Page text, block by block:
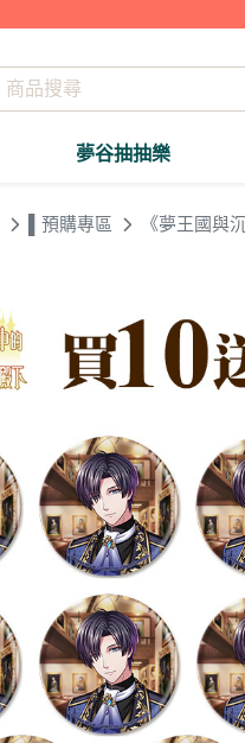
夢谷抽抽樂
▌預購專區 《夢王國與